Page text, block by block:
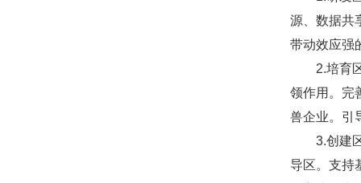
源、数据共
带动效应强
2.培育区
领作用。完
兽企业。引
3.创建区
导区。支持